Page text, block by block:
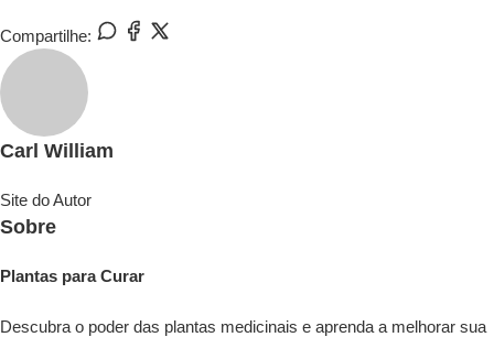
Compartilhe:
Carl William
Site do Autor
Sobre
Plantas para Curar
Descubra o poder das plantas medicinais e aprenda a melhorar sua